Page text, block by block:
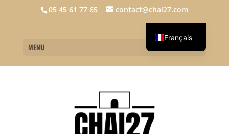
05 45 61 77 65 contact@chai27.com
MENU
Français
English